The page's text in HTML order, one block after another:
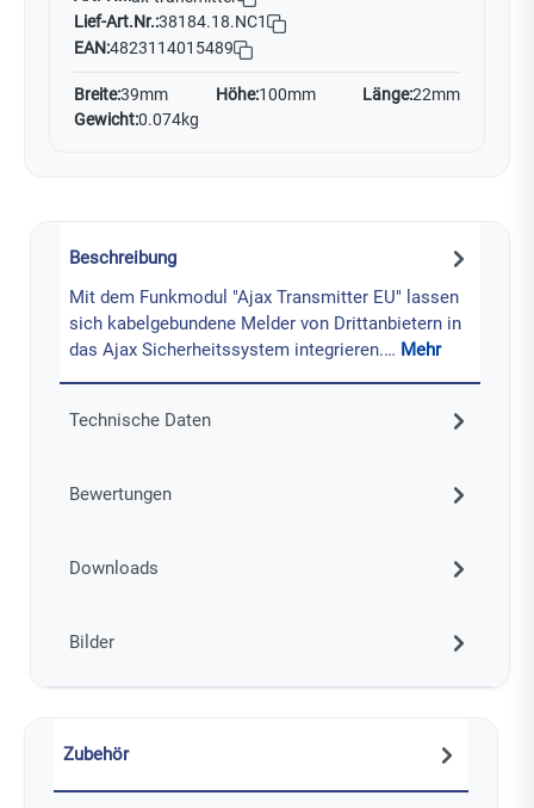
Lief-Art.Nr.:38184.18.NC1
EAN:4823114015489
Breite:39mm Höhe:100mm Länge:22mm
Gewicht:0.074kg
Beschreibung
Mit dem Funkmodul "Ajax Transmitter EU" lassen
sich kabelgebundene Melder von Drittanbietern in
das Ajax Sicherheitssystem integrieren.… Mehr
Technische Daten
Bewertungen
Downloads
Bilder
Zubehör